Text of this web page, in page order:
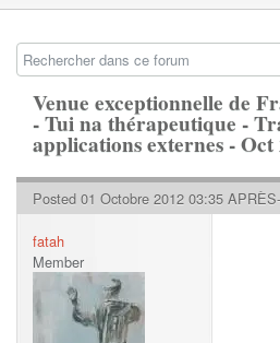
Venue exceptionnelle de
- Tui na thérapeutique -
applications externes - Oct
Posted 01 Octobre 2012 03:35
fatah
Member